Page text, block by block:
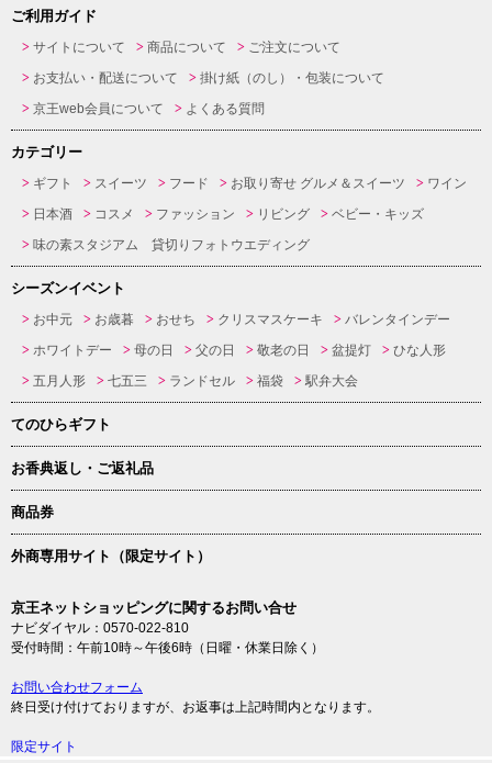
ご利用ガイド
サイトについて 商品について
ご注文について
お支払い・配送について
掛け紙（のし）・包装について
京王web会員について
よくある質問
カテゴリー
ギフト スイーツ フード お取り寄せ グルメ＆スイーツ
ワイン
日本酒
コスメ ファッション リビング
ベビー・キッズ
味の素スタジアム 貸切りフォトウエディング
シーズンイベント
お中元 お歳暮 おせち クリスマスケーキ
バレンタインデー
ホワイトデー
母の日 父の日 敬老の日 盆提灯
ひな人形
五月人形
七五三 ランドセル 福袋 駅弁大会
てのひらギフト
お香典返し・ご返礼品
商品券
外商専用サイト（限定サイト）
京王ネットショッピングに関するお問い合せ
ナビダイヤル：0570-022-810
受付時間：午前10時～午後6時（日曜・休業日除く）
お問い合わせフォーム
終日受け付けておりますが、お返事は上記時間内となります。
限定サイト